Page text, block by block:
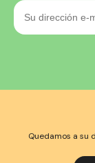
Su
dirección
e-
Quedamos a su